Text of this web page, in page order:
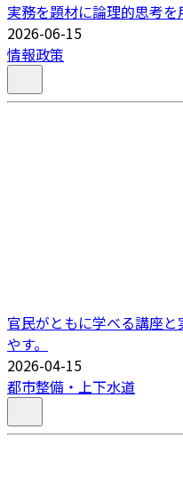
実務を題材に論理的思考を
2026-06-15
情報政策
官民がともに学べる講座
やす。
2026-04-15
都市整備・上下水道